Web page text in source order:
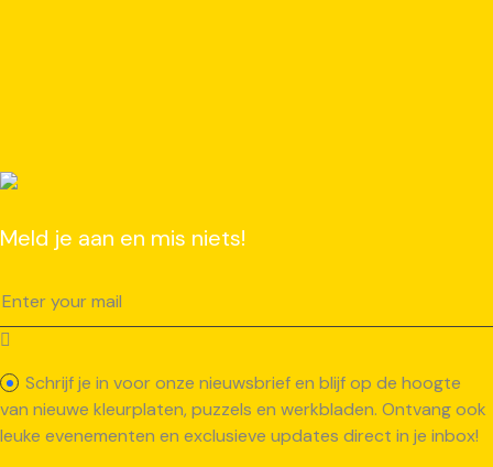
Meld je aan en mis niets!
Schrijf je in voor onze nieuwsbrief en blijf op de hoogte
van nieuwe kleurplaten, puzzels en werkbladen. Ontvang ook
leuke evenementen en exclusieve updates direct in je inbox!